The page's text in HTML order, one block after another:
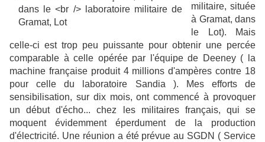
militaire, située
à Gramat, dans
le Lot). Mais
celle-ci est trop peu puissante pour obtenir une percée
comparable à celle opérée par l'équipe de Deeney ( la
machine française produit 4 millions d'ampères contre 18
pour celle du laboratoire Sandia ). Mes efforts de
sensibilisation, sur dix mois, ont commencé à provoquer
un début d'écho... chez les militaires français, qui se
moquent évidemment éperdument de la production
d'électricité. Une réunion a été prévue au SGDN ( Service